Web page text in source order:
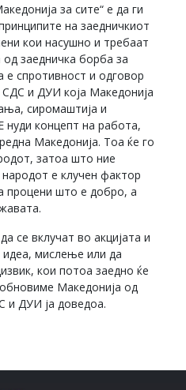
за сите“ е да ги
на заедничкиот
кои насушно и требаат
заедничка борба за
спротивност и одговор
и ДУИ која Македонија
сиромаштија и
концепт на работа,
Македонија. Тоа ќе го
затоа што ние
е клучен фактор
процени што е добро, а
се вклучат во акцијата и
идеа, мислење или да
кои потоа заедно ќе
Македонија од
и ДУИ ја доведоа.